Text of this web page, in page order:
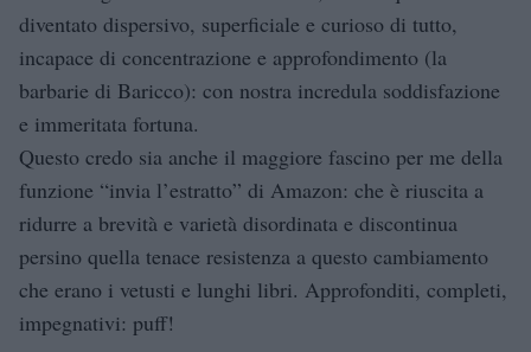
diventato dispersivo, superficiale e curioso di tutto,
incapace di concentrazione e approfondimento (la
barbarie di Baricco): con nostra incredula soddisfazione
e immeritata fortuna.
Questo credo sia anche il maggiore fascino per me della
funzione “invia l’estratto” di Amazon: che è riuscita a
ridurre a brevità e varietà disordinata e discontinua
persino quella tenace resistenza a questo cambiamento
che erano i vetusti e lunghi libri. Approfonditi, completi,
impegnativi: puff!